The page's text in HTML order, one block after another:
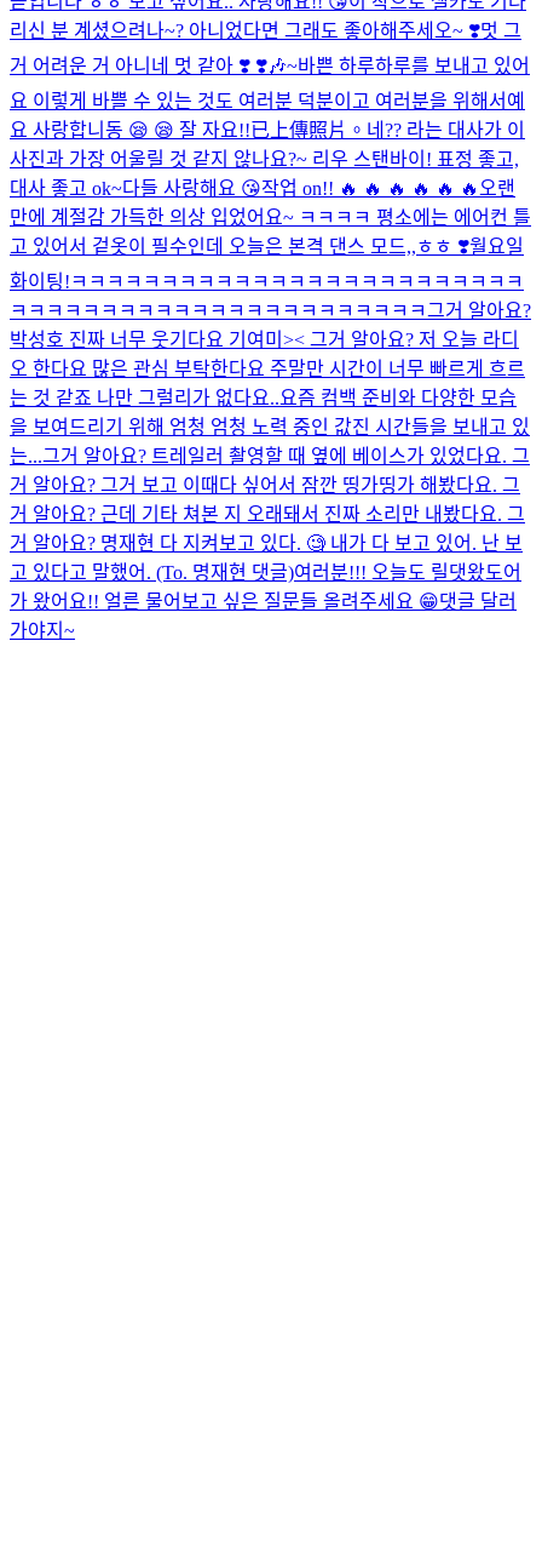
리신 분 계셨으려나~? 아니었다면 그래도 좋아해주세오~ ❣️멋 그
거 어려운 거 아니네 멋 같아 ❣️ ❣️🎶~바쁜 하루하루를 보내고 있어
요 이렇게 바쁠 수 있는 것도 여러분 덕분이고 여러분을 위해서예
요 사랑합니동 😪 😪 잘 자요!!已上傳照片。 네?? 라는 대사가 이
사진과 가장 어울릴 것 같지 않나요?~ 리우 스탠바이! 표정 좋고,
대사 좋고 ok~다들 사랑해요 😘작업 on!! 🔥 🔥 🔥 🔥 🔥 🔥 오랜
만에 계절감 가득한 의상 입었어요~ ㅋㅋㅋㅋ 평소에는 에어컨 틀
고 있어서 겉옷이 필수인데 오늘은 본격 댄스 모드,,ㅎㅎ ❣️월요일
화이팅!ㅋㅋㅋㅋㅋㅋㅋㅋㅋㅋㅋㅋㅋㅋㅋㅋㅋㅋㅋㅋㅋㅋㅋㅋㅋ
ㅋㅋㅋㅋㅋㅋㅋㅋㅋㅋㅋㅋㅋㅋㅋㅋㅋㅋㅋㅋㅋㅋㅋ그거 알아요?
박성호 진짜 너무 웃기다요 기여미>< 그거 알아요? 저 오늘 라디
오 한다요 많은 관심 부탁한다요 주말만 시간이 너무 빠르게 흐르
는 것 같죠 나만 그럴리가 없다요..요즘 컴백 준비와 다양한 모습
을 보여드리기 위해 엄청 엄청 노력 중인 값진 시간들을 보내고 있
는...그거 알아요? 트레일러 촬영할 때 옆에 베이스가 있었다요. 그
거 알아요? 그거 보고 이때다 싶어서 잠깐 띵가띵가 해봤다요. 그
거 알아요? 근데 기타 쳐본 지 오래돼서 진짜 소리만 내봤다요. 그
거 알아요? 명재현 다 지켜보고 있다. 🧐 내가 다 보고 있어. 난 보
고 있다고 말했어. (To. 명재현 댓글)여러분!!! 오늘도 릴댓왔도어
가 왔어요!! 얼른 물어보고 싶은 질문들 올려주세요 😁댓글 달러
가야지~